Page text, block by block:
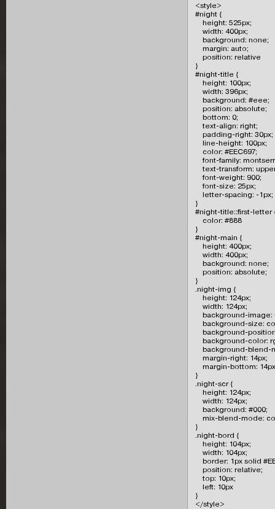
<style>
#night {
    height: 525px;
    width: 400px;
    background: none;
    margin: auto;
    position: relative
}
#night-title {
    height: 100px;
    width: 396px;
    background: #eee;
    position: absolute;
    bottom: 0;
    text-align: right;
    padding-right: 30px;
    line-height: 100px;
    color: #EEC697;
font-family:
text-transform:
    font-weight: 900;
    font-size: 25px;
    letter-spacing: -1px;
}
#night-title::first-letter
    color: #888
}
#night-main {
    height: 400px;
    width: 400px;
    background: none;
    position: absolute;
}
.night-img {
    height: 124px;
    width: 124px;
background-image:
background-size:
background-
background-color:
background-blend-
    margin-right: 14px;
margin-bottom:
}
.night-scr {
    height: 124px;
    width: 124px;
    background: #000;
mix-blend-mode:
}
.night-bord {
    height: 104px;
    width: 104px;
border: 1px solid
    position: relative;
    top: 10px;
    left: 10px
}
</style>